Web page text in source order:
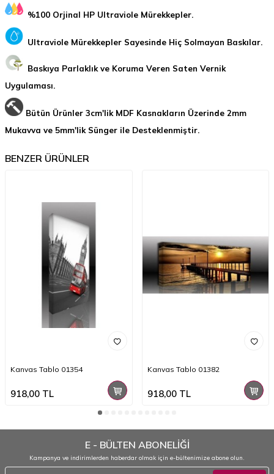
%100 Orjinal HP Ultraviole Mürekkepler.
Ultraviole Mürekkepler Sayesinde Hiç Solmayan Baskılar.
Baskıya Parlaklık ve Koruma Veren Saten Vernik
Uygulaması.
Bütün Ürünler 3cm'lik MDF Kasnakların Üzerinde 2mm
Mukavva ve 5mm'lik Sünger ile Desteklenmiştir.
BENZER ÜRÜNLER
Kanvas Tablo 01354
918,00 TL
Kanvas Tablo 01382
918,00TL
E - BÜLTEN ABONELİĞİ
Kampanya ve indirimlerden haberdar olmak için e-bültenimize abone olun.